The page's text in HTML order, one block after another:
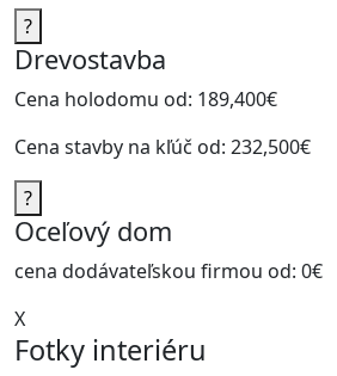
?
Drevostavba
Cena holodomu od: 189,400€
Cena stavby na kľúč od: 232,500€
?
Oceľový dom
cena dodávateľskou firmou od: 0€
X
Fotky interiéru